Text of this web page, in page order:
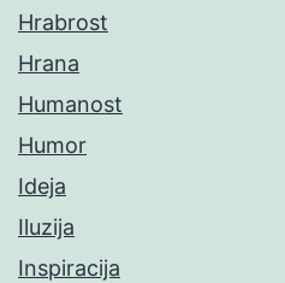
Hrabrost
Hrana
Humanost
Humor
Ideja
Iluzija
Inspiracija